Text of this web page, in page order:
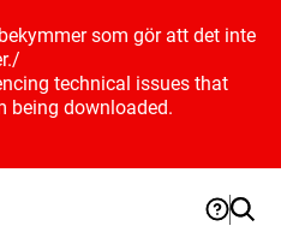
som gör att det inte
/
technical issues that
being downloaded.